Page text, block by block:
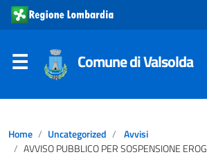
Comune di Valsolda
Home Uncategorized
Avvisi
AVVISO PUBBLICO PER SOSPENSIONE EROGAZIONE ACQUA FRAZIONE CRESSOGNO IL GIORNO 19 LUGLIO 2023 DALLE ORE 08.00 ALLE ORE 12.30.